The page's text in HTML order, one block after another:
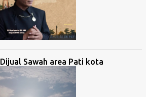
Dijual Sawah area Pati kota